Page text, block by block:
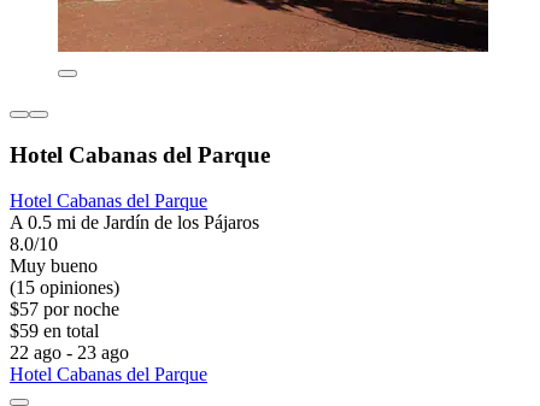
Hotel Cabanas del Parque
Hotel Cabanas del Parque
A 0.5 mi de Jardín de los Pájaros
8.0/10
Muy bueno
(15 opiniones)
$57 por noche
$59 en total
22 ago - 23 ago
Hotel Cabanas del Parque